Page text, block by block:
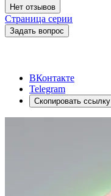
Нет отзывов
Страница серии
Задать вопрос
ВКонтакте
Telegram
Скопировать ссылку